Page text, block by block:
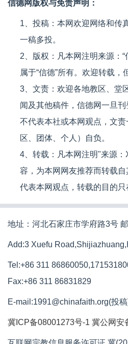
信德网版权与免责声明：
1、投稿：本网欢迎网络和传
一稿多投。
2、版权：凡本网注明来源：
属于“信德”所有。欢迎转载，
3、文责：欢迎各地教区、堂
闻及其他稿件，信德网一旦刊
不代表本社或本网观点，文
区、团体、个人）自负。
4、转载：凡本网注明"来源：
容，为本网网友推荐而转载
代表本网观点，转载的目的只
地址：河北石家庄市学府路3号
Add:3 Xuefu
Tel:+86 311
Fax:+86 311 86831829
E-mail:1991@chinafaith.org(投
冀ICP备08001273号-1 冀公网安